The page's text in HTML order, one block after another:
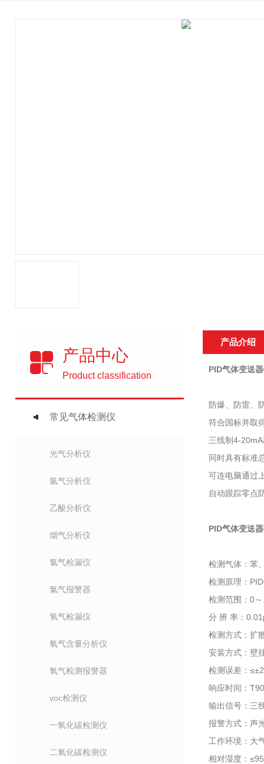
产品中心
Product classification
常见气体检测仪
光气分析仪
氩气分析仪
乙酸分析仪
烟气分析仪
氯气检漏仪
氯气报警器
氢气检漏仪
氧气含量分析仪
氧气检测报警器
voc检测仪
一氧化碳检测仪
二氧化碳检测仪
产品介绍
PID气体变送
防爆、防雷、
符合国标并取
三线制4-
同时具有标准
可连电脑通过
自动跟踪零点
PID气体变送
检测气体：苯
检测原理：
检测范围：0
分 辨 率：
检测方式：扩
安装方式：壁
检测误差：
响应时间：
输出信号：三
报警方式：声
工作环境：大
相对湿度：